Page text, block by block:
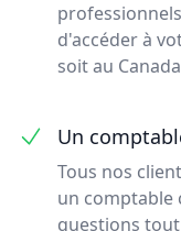
d'accéder à
soit au
Un
Tous nos
un comptable
questions